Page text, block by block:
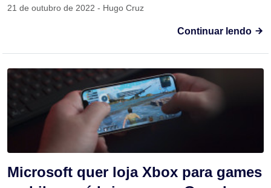
21 de outubro de 2022 - Hugo Cruz
Continuar lendo
Microsoft quer loja Xbox para games